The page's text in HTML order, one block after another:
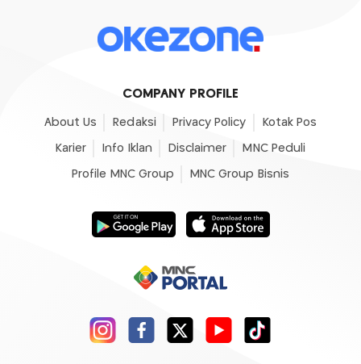
COMPANY PROFILE
About Us Redaksi Privacy Policy Kotak Pos
Karier Info Iklan Disclaimer MNC Peduli
Profile MNC Group MNC Group Bisnis